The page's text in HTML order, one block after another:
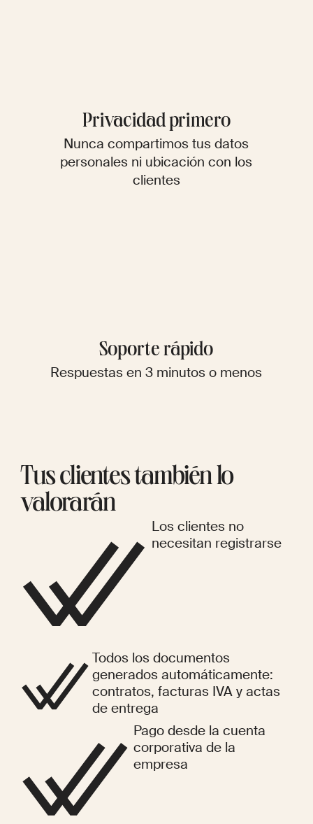
Privacidad primero
Nunca compartimos tus datos
personales ni ubicación con los
clientes
Soporte rápido
Respuestas en 3 minutos o menos
Tus clientes también lo
valorarán
Los clientes no
necesitan registrarse
Todos los documentos
generados automáticamente:
contratos, facturas IVA y actas
de entrega
Pago desde la cuenta
corporativa de la
empresa